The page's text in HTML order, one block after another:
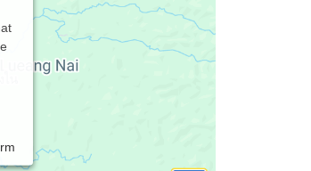
Themen mein Coaching,